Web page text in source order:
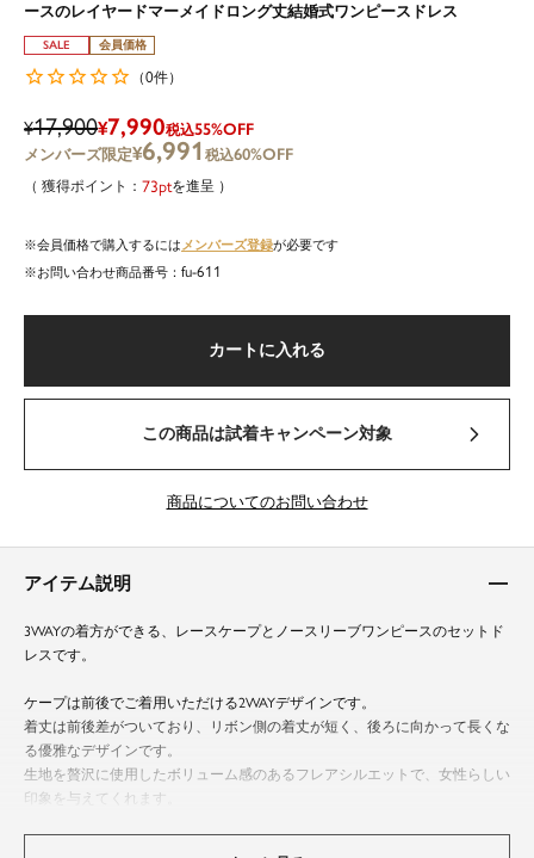
ースのレイヤードマーメイドロング丈結婚式ワンピースドレス
SALE 会員価格
（0件）
¥17,900¥7,990税込55%OFF
¥6,991 税込60%OFF
73 を進呈
会員価格で購入するには メンバーズ登録が必要です
商品番号
fu-611
カートに入れる
この商品は試着キャンペーン対象
商品についてのお問い合わせ
アイテム説明
3WAYの着方ができる、レースケープとノースリーブワンピースのセットド
レスです。
ケープは前後でご着用いただける2WAYデザインです。
着丈は前後差がついており、リボン側の着丈が短く、後ろに向かって長くな
る優雅なデザインです。
生地を贅沢に使用したボリューム感のあるフレアシルエットで、女性らしい
印象を与えてくれます。